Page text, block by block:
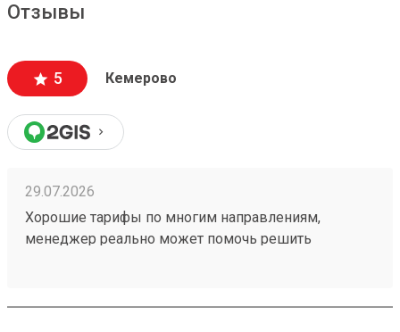
Отзывы
5 Кемерово
29.07.2026
Хорошие тарифы по многим направлениям,
менеджер реально может помочь решить
менеджеру Татьяне